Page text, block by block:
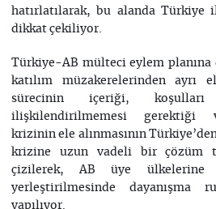
hatırlatılarak, bu alanda
dikkat çekiliyor.
Türkiye-AB mülteci eylem
katılım müzakerelerinden ayrı
sürecinin içeriği,
ilişkilendirilmemesi gerektiği
krizinin ele alınmasının
krizine uzun vadeli bir çözüm
çizilerek, AB üye ülkelerine
yerleştirilmesinde dayanışma
yapılıyor.